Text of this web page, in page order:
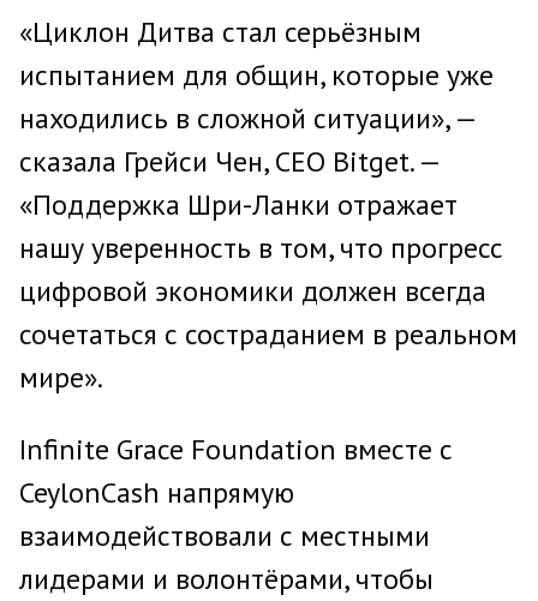
«Циклон Дитва стал серьёзным
испытанием для общин, которые уже
находились в сложной ситуации», —
сказала Грейси Чен, CEO Bitget. —
«Поддержка Шри-Ланки отражает
нашу уверенность в том, что прогресс
цифровой экономики должен всегда
сочетаться с состраданием в реальном
мире».
Infinite Grace Foundation вместе с
CeylonCash напрямую
взаимодействовали с местными
лидерами и волонтёрами, чтобы